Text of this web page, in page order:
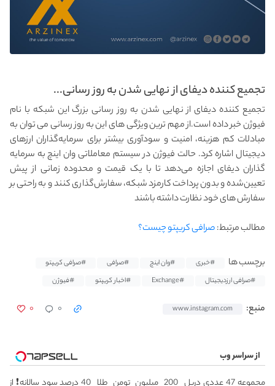
تجمیع‌ کننده دیفای از نهایی شدن به‌ روز رسانی...
تجمیع‌ کننده دیفای از نهایی شدن به‌ روز رسانی بزرگ این شبکه با نام
فیوژن خبر داده است.از مهم ترین ویژگی های این به روز رسانی می توان به
مبادلات کم‌ هزینه، امنیت و سودآوری بیشتر برای سرمایه‌گذاران ارزهای
دیجیتال اشاره کرد. حالت فیوژن در سیستم معاملاتی وان‌ اینچ به سرمایه‌
گذاران دیفای اجازه می‌دهد تا با یک قیمت و محدوده زمانی از پیش
تعیین‌شده و بدون پرداخت کارمزد شبکه، سفارش‌گذاری کنند و به راحتی بر
سفارش های خود نظارت داشته باشند
مطالب مرتبط:صرافی کریپتو چیست؟
برچسب ها #خبری #وان اینچ #صرافی
#صرافی کریپتو
#صرافی ارزدیجیتال
#Exchange #اخبار کریپتو #فیوژن
منبع: www.instagram.com ۰ ۰
از سراسر وب